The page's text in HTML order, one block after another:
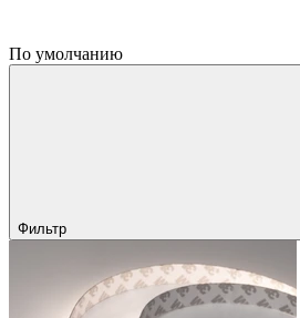
По умолчанию
Фильтр